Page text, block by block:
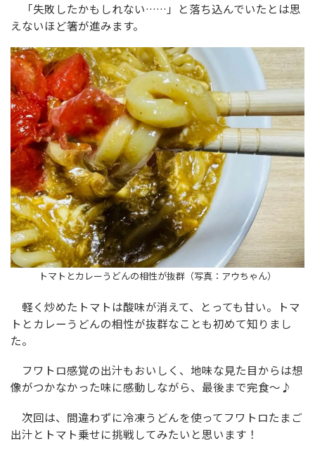
「失敗したかもしれない……」と落ち込んでいたとは思
えないほど箸が進みます。
トマトとカレーうどんの相性が抜群（写真：アウちゃん）
軽く炒めたトマトは酸味が消えて、とっても甘い。トマ
トとカレーうどんの相性が抜群なことも初めて知りまし
た。
フワトロ感覚の出汁もおいしく、地味な見た目からは想
像がつかなかった味に感動しながら、最後まで完食〜♪
次回は、間違わずに冷凍うどんを使ってフワトロたまご
出汁とトマト乗せに挑戦してみたいと思います！